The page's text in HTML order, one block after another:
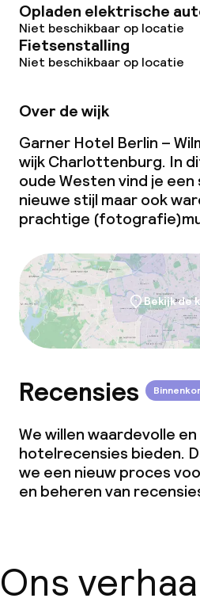
Opladen elektrische
Niet beschikbaar op locatie
Fietsenstalling
Niet beschikbaar op locatie
Over de wijk
Garner Hotel Berlin –
wijk Charlottenburg. In
oude Westen vind je een
nieuwe stijl maar ook
prachtige
Bekijk de
Recensies
We willen waardevolle
hotelrecensies bieden.
we een nieuw proces
en beheren van
Ons